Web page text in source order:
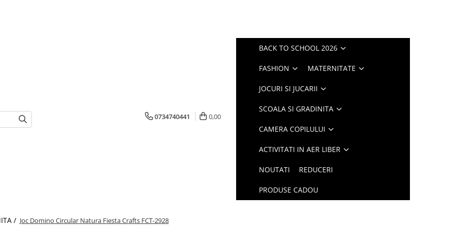
0734740441 0,00
BACK TO SCHOOL 2026
FASHION MATERNITATE
JOCURI SI JUCARII
SCOALA SI GRADINITA
CAMERA COPILULUI
ACTIVITATI IN AER LIBER
NOUTATI REDUCERI
PRODUSE CADOU
/ Joc Domino Circular Natura Fiesta Crafts FCT-2928